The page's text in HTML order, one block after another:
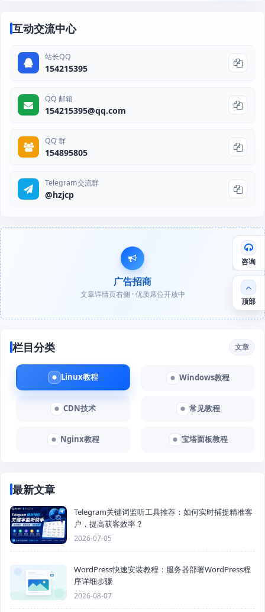
互动交流中心
站长QQ
154215395
QQ 邮箱
154215395@qq.com
QQ 群
154895805
Telegram交流群
@hzjcp
广告招商
文章详情页右侧 · 优质席位开放中
栏目分类 文章
Linux教程 Windows教程
CDN技术 常见教程
Nginx教程 宝塔面板教程
最新文章
Telegram关键词监听工具推荐：如何实时捕捉精准客
户，提高获客效率？
2026-07-05
WordPress快速安装教程：服务器部署WordPress程
序详细步骤
2026-08-07
咨询
顶部